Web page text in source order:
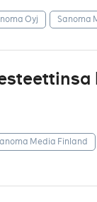
Oyj Sanoma
Media Finland